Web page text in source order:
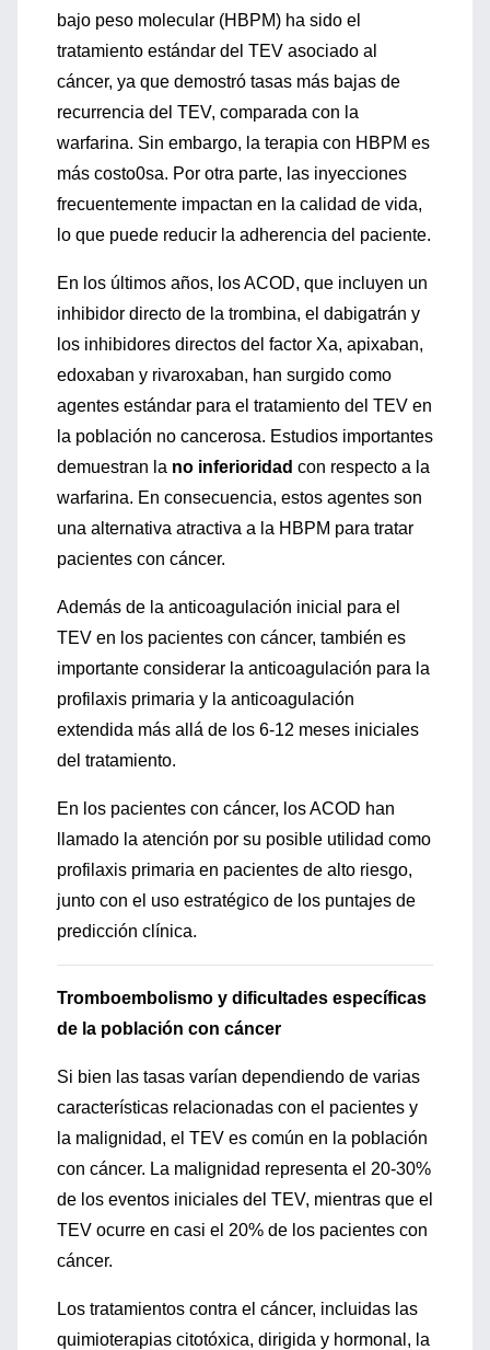
bajo peso molecular (HBPM) ha sido el
tratamiento estándar del TEV asociado al
cáncer, ya que demostró tasas más bajas de
recurrencia del TEV, comparada con la
warfarina. Sin embargo, la terapia con HBPM es
más costo0sa. Por otra parte, las inyecciones
frecuentemente impactan en la calidad de vida,
lo que puede reducir la adherencia del paciente.
En los últimos años, los ACOD, que incluyen un
inhibidor directo de la trombina, el dabigatrán y
los inhibidores directos del factor Xa, apixaban,
edoxaban y rivaroxaban, han surgido como
agentes estándar para el tratamiento del TEV en
la población no cancerosa. Estudios importantes
demuestran la no inferioridad con respecto a la
warfarina. En consecuencia, estos agentes son
una alternativa atractiva a la HBPM para tratar
pacientes con cáncer.
Además de la anticoagulación inicial para el
TEV en los pacientes con cáncer, también es
importante considerar la anticoagulación para la
profilaxis primaria y la anticoagulación
extendida más allá de los 6-12 meses iniciales
del tratamiento.
En los pacientes con cáncer, los ACOD han
llamado la atención por su posible utilidad como
profilaxis primaria en pacientes de alto riesgo,
junto con el uso estratégico de los puntajes de
predicción clínica.
Tromboembolismo y dificultades específicas
de la población con cáncer
Si bien las tasas varían dependiendo de varias
características relacionadas con el pacientes y
la malignidad, el TEV es común en la población
con cáncer. La malignidad representa el 20-30%
de los eventos iniciales del TEV, mientras que el
TEV ocurre en casi el 20% de los pacientes con
cáncer.
Los tratamientos contra el cáncer, incluidas las
quimioterapias citotóxica, dirigida y hormonal, la